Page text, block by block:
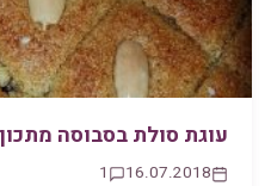
עוגת סולת בסבוסה
16.07.2018
1